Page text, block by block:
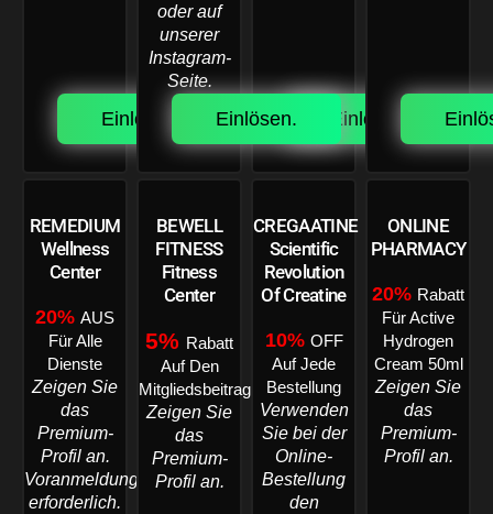
Einlösen. Einlösen.
oder auf
unserer
Instagram-
Seite.
Einlösen.
REMEDIUM
Wellness
Center
20% AUS
Für Alle
Dienste
Zeigen Sie
das
Premium-
Profil an.
Voranmeldung
erforderlich.
BEWELL
FITNESS
Fitness
Center
5% Rabatt
Auf Den
Mitgliedsbeitrag
Zeigen Sie
das
Premium-
Profil an.
CREGAATINE
Scientific
Revolution
Of Creatine
10% OFF
Auf Jede
Bestellung
Verwenden
Sie bei der
Online-
Bestellung
den
ONLINE
PHARMACY
20% Rabatt
Für Active
Hydrogen
Cream 50ml
Zeigen Sie
das
Premium-
Profil an.